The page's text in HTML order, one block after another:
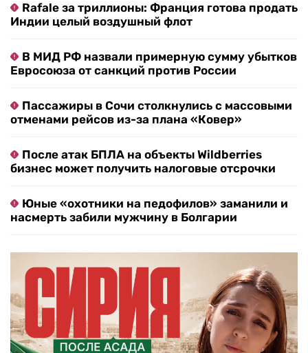
Rafale за триллионы: Франция готова продать
Индии целый воздушный флот
В МИД РФ назвали примерную сумму убытков
Евросоюза от санкций против России
Пассажиры в Сочи столкнулись с массовыми
отменами рейсов из-за плана «Ковер»
После атак БПЛА на объекты Wildberries
бизнес может получить налоговые отсрочки
Юные «охотники на педофилов» заманили и
насмерть забили мужчину в Болгарии